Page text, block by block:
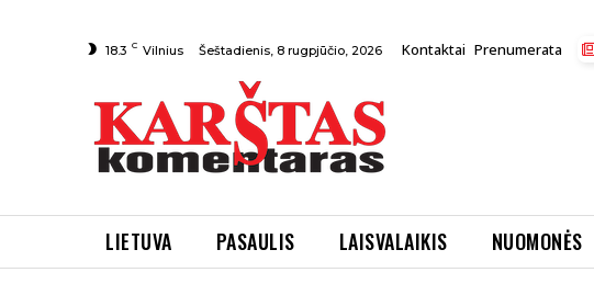
18.3 C Vilnius Šeštadienis, 8 rugpjūčio, 2026 Kontaktai Prenumerata
LIETUVA PASAULIS LAISVALAIKIS NUOMONĖS